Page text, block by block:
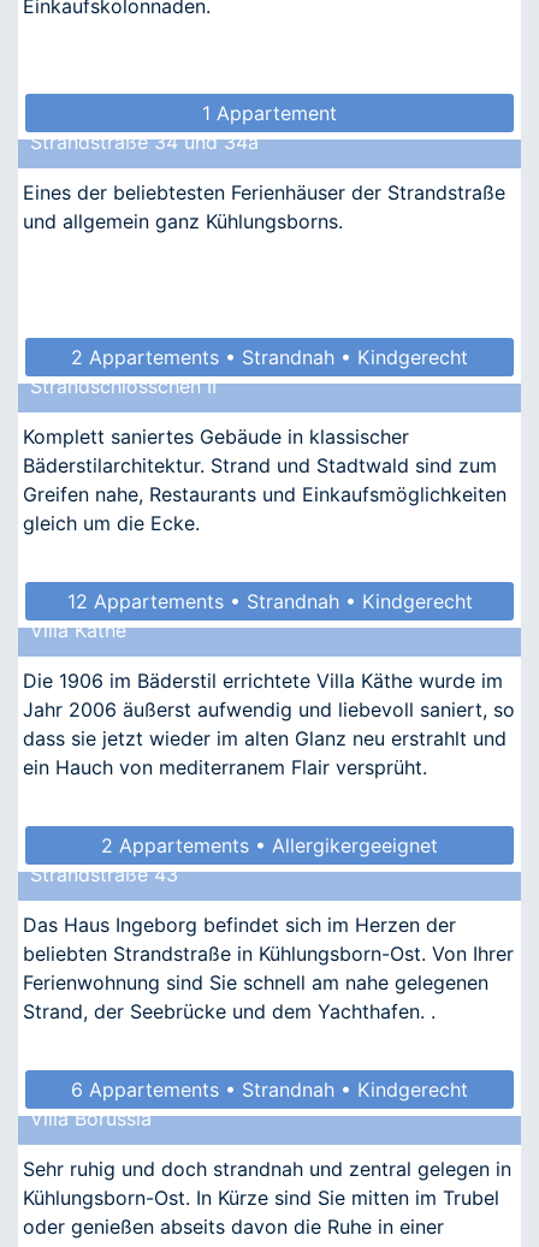
Einkaufskolonnaden.
1 Appartement
Strandstraße 34 und 34a
Eines der beliebtesten Ferienhäuser der Strandstraße
und allgemein ganz Kühlungsborns.
2 Appartements • Strandnah • Kindgerecht
• Allergikergeeignet
Strandschlösschen II
Komplett saniertes Gebäude in klassischer
Bäderstilarchitektur. Strand und Stadtwald sind zum
Greifen nahe, Restaurants und Einkaufsmöglichkeiten
gleich um die Ecke.
12 Appartements • Strandnah • Kindgerecht
• Barrierefrei • Allergikergeeignet
Villa Käthe
Die 1906 im Bäderstil errichtete Villa Käthe wurde im
Jahr 2006 äußerst aufwendig und liebevoll saniert, so
dass sie jetzt wieder im alten Glanz neu erstrahlt und
ein Hauch von mediterranem Flair versprüht.
2 Appartements • Allergikergeeignet
Strandstraße 43
Das Haus Ingeborg befindet sich im Herzen der
beliebten Strandstraße in Kühlungsborn-Ost. Von Ihrer
Ferienwohnung sind Sie schnell am nahe gelegenen
Strand, der Seebrücke und dem Yachthafen. .
6 Appartements • Strandnah • Kindgerecht
Villa Borussia
Sehr ruhig und doch strandnah und zentral gelegen in
Kühlungsborn-Ost. In Kürze sind Sie mitten im Trubel
oder genießen abseits davon die Ruhe in einer